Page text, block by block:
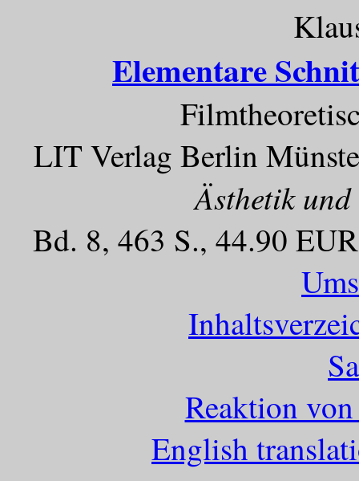
Elementare
LIT Verlag Berlin
Ästhetik
Bd. 8, 463 S., 44.90
Reaktion
English